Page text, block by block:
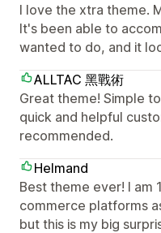
I love the xtra theme.
It's been able to
wanted to do, and it
ALLTAC 黑戰術
Great theme! Simple
quick and helpful
recommended.
Helmand
Best theme ever! I am
commerce platforms
but this is my big